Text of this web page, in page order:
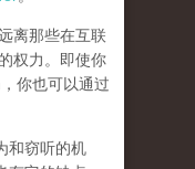
离那些在互联
权力。即使你
你也可以通过
和窃听的机